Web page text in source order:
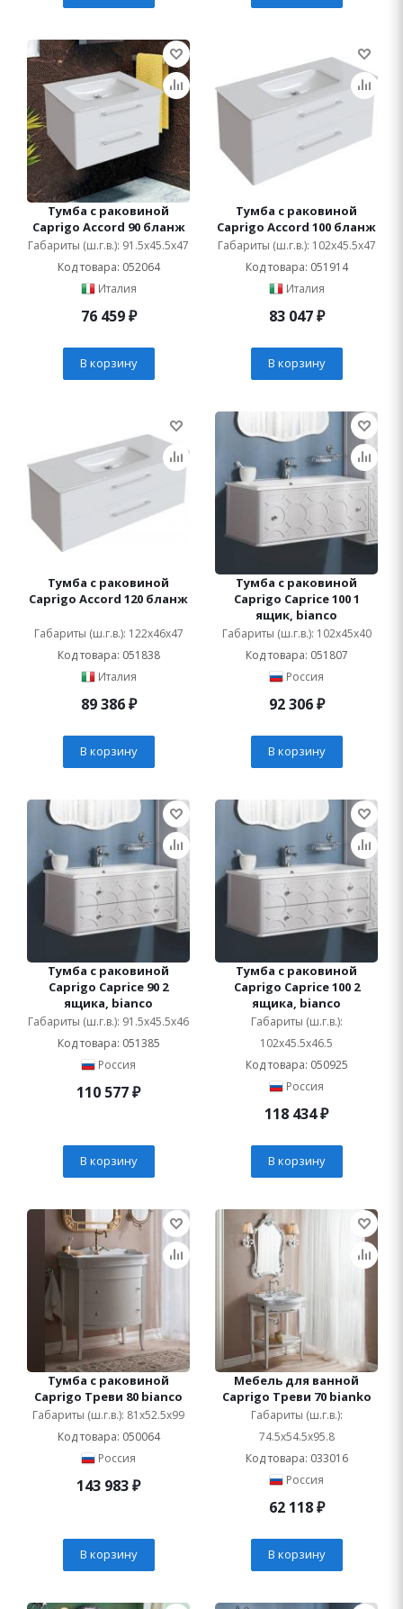
Тумба с раковиной
Caprigo Accord 90 бланж
Габариты (ш.г.в.): 91.5x45.5x47
Код товара: 052064
Италия
76 459₽
В корзину
Тумба с раковиной
Caprigo Accord 100 бланж
Габариты (ш.г.в.): 102x45.5x47
Код товара: 051914
Италия
83 047₽
В корзину
Тумба с раковиной
Caprigo Accord 120 бланж
Габариты (ш.г.в.): 122x46x47
Код товара: 051838
Италия
89 386₽
В корзину
Тумба с раковиной
Caprigo Caprice 100 1
ящик, bianco
Габариты (ш.г.в.): 102x45x40
Код товара: 051807
Россия
92 306₽
В корзину
Тумба с раковиной
Caprigo Caprice 90 2
ящика, bianco
Габариты (ш.г.в.): 91.5x45.5x46
Код товара: 051385
Россия
110 577₽
В корзину
Тумба с раковиной
Caprigo Caprice 100 2
ящика, bianco
Габариты (ш.г.в.):
102x45.5x46.5
Код товара: 050925
Россия
118 434₽
В корзину
Тумба с раковиной
Caprigo Треви 80 bianco
Габариты (ш.г.в.): 81x52.5x99
Код товара: 050064
Россия
143 983₽
В корзину
Мебель для ванной
Caprigo Треви 70 bianko
Габариты (ш.г.в.):
74.5x54.5x95.8
Код товара: 033016
Россия
62 118₽
В корзину